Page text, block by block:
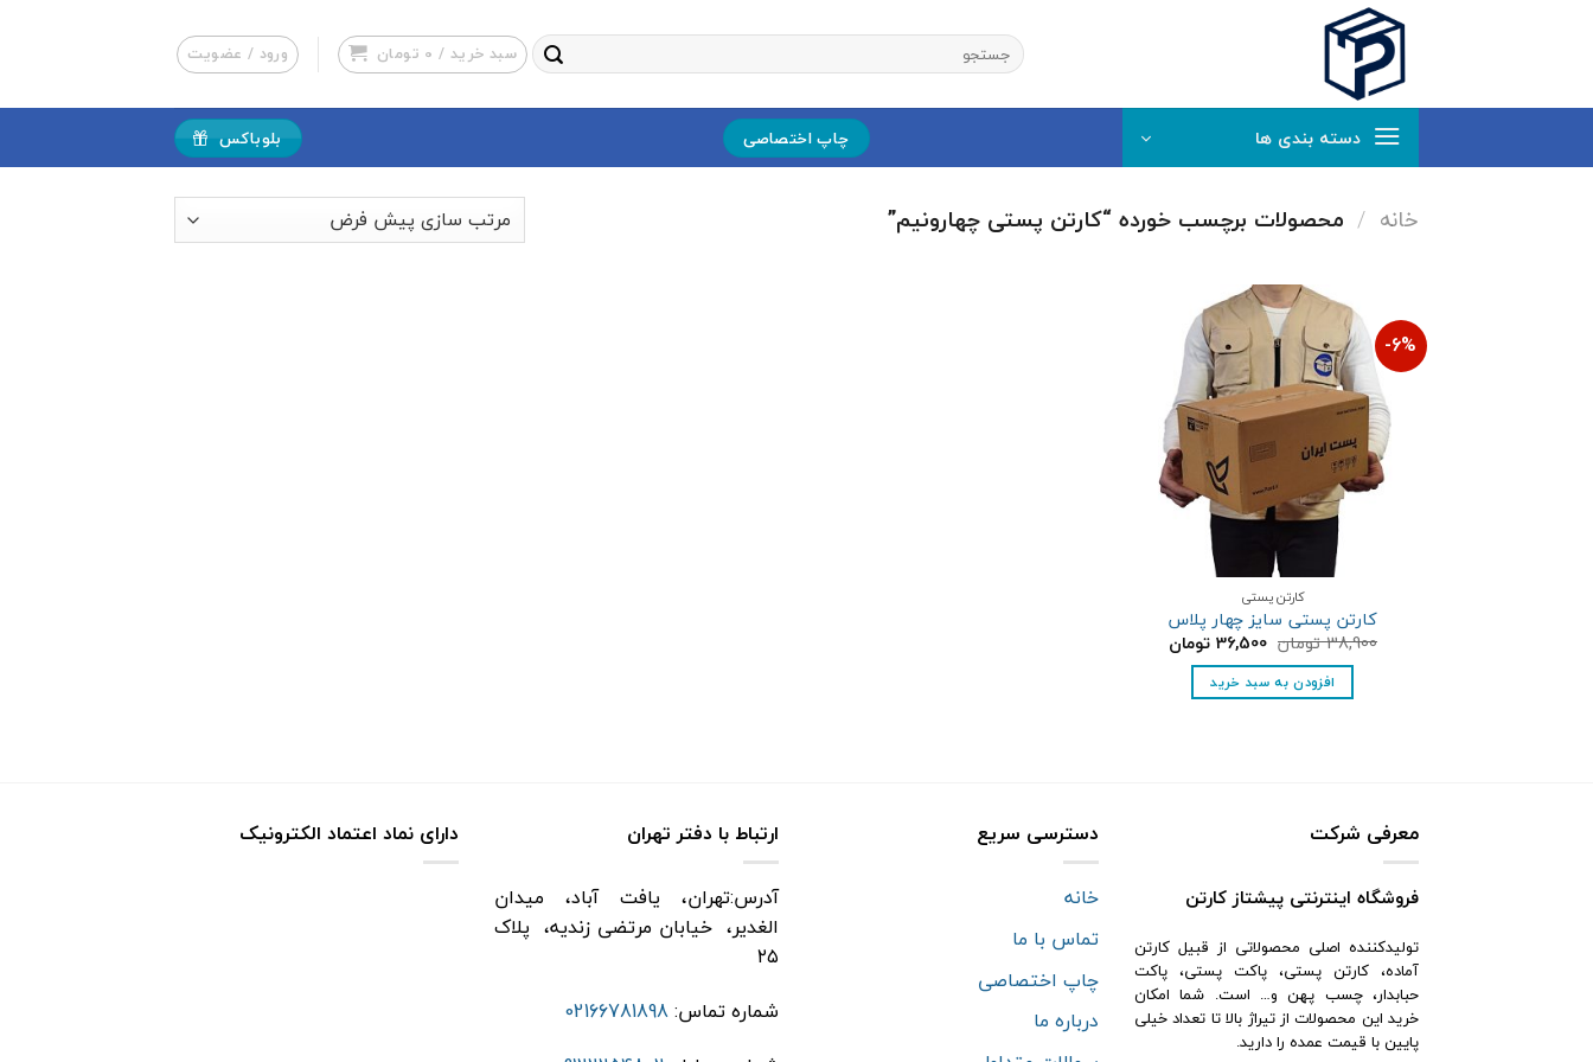
جستجو
برای:
سبد خرید / 0 تومان ورود / عضویت
دسته بندی ها چاپ اختصاصی بلوباکس
خانه / محصولات برچسب خورده “کارتن پستی چهارونیم”
6%-
کارتن پستی
کارتن پستی سایز چهار پلاس
38,900 تومان قیمت
اصلی:
38,900 تومان
بود.
36,500 تومان
افزودن به سبد خرید
معرفی شرکت
فروشگاه اینترنتی پیشتاز کارتن
تولیدکننده اصلی محصولاتی از قبیل کارتن
آماده، کارتن پستی، پاکت پستی، پاکت
حبابدار، چسب پهن و… است. شما امکان
خرید این محصولات از تیراژ بالا تا تعداد خیلی
پایین با قیمت عمده را دارید.
دسترسی سریع
خانه
تماس با ما
چاپ اختصاصی
درباره ما
ارتباط با دفتر تهران
آدرس:تهران، یافت آباد، میدان
الغدیر، خیابان مرتضی زندیه، پلاک
۲۵
شماره تماس:02166781898
دارای نماد اعتماد الکترونیک